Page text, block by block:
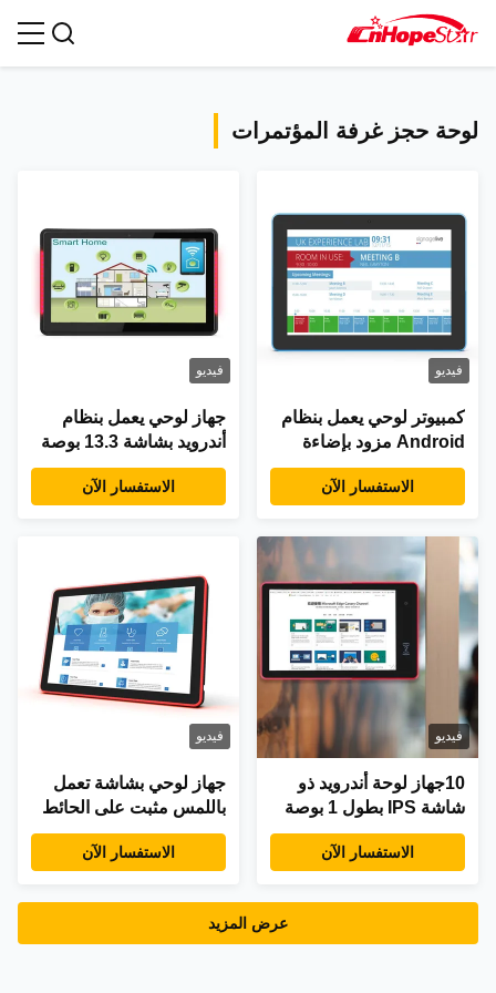
لوحة حجز غرفة المؤتمرات
فيديو
كمبيوتر لوحي يعمل بنظام
Android مزود بإضاءة
LED مقاس 10 بوصات
مزود بتقنية NFC وPoE
الصناعية الكل في واحد
الاستفسار الآن
فيديو
جهاز لوحي يعمل بنظام
أندرويد بشاشة 13.3 بوصة
مع وظيفة POE NFC
ودقة 1920x1080
الاستفسار الآن
فيديو
10جهاز لوحة أندرويد ذو
شاشة IPS بطول 1 بوصة
مع معالج RK3288 رباعي
النواة وتوصيل POE RJ45
والعلامات الرقمية
الاستفسار الآن
فيديو
جهاز لوحي بشاشة تعمل
باللمس مثبت على الحائط
RK3288 مع شاشة سعوية
تعمل باللمس بـ 10 نقاطالاستفسار الآن
عرض المزيد